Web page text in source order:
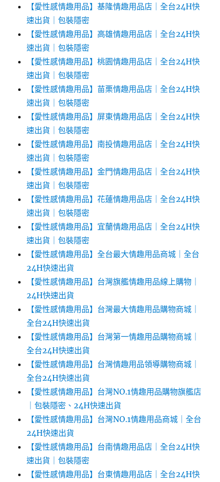
【愛性感情趣用品】基隆情趣用品店｜全台24H快
速出貨｜包裝隱密
【愛性感情趣用品】高雄情趣用品店｜全台24H快
速出貨｜包裝隱密
【愛性感情趣用品】桃園情趣用品店｜全台24H快
速出貨｜包裝隱密
【愛性感情趣用品】苗栗情趣用品店｜全台24H快
速出貨｜包裝隱密
【愛性感情趣用品】屏東情趣用品店｜全台24H快
速出貨｜包裝隱密
【愛性感情趣用品】南投情趣用品店｜全台24H快
速出貨｜包裝隱密
【愛性感情趣用品】金門情趣用品店｜全台24H快
速出貨｜包裝隱密
【愛性感情趣用品】花蓮情趣用品店｜全台24H快
速出貨｜包裝隱密
【愛性感情趣用品】宜蘭情趣用品店｜全台24H快
速出貨｜包裝隱密
【愛性感情趣用品】全台最大情趣用品商城｜全台
24H快速出貨
【愛性感情趣用品】台灣旗艦情趣用品線上購物｜
24H快速出貨
【愛性感情趣用品】台灣最大情趣用品購物商城｜
全台24H快速出貨
【愛性感情趣用品】台灣第一情趣用品購物商城｜
全台24H快速出貨
【愛性感情趣用品】台灣情趣用品領導購物商城｜
全台24H快速出貨
【愛性感情趣用品】台灣NO.1情趣用品購物旗艦店
｜包裝隱密、24H快速出貨
【愛性感情趣用品】台灣NO.1情趣用品商城｜全台
24H快速出貨
【愛性感情趣用品】台南情趣用品店｜全台24H快
速出貨｜包裝隱密
【愛性感情趣用品】台東情趣用品店｜全台24H快